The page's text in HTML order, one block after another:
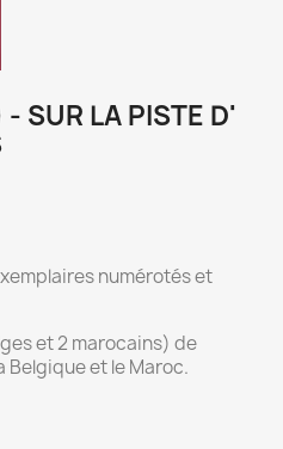
- SUR LA PISTE D'
numérotés et
et 2 marocains) de
Belgique et le Maroc.